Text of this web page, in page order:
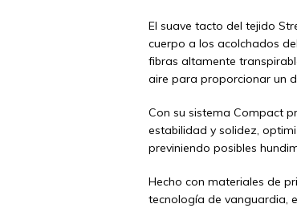
El suave tacto del tejido
cuerpo a los acolchados
fibras altamente
aire para proporcionar un
Con su sistema Compact
estabilidad y solidez,
previniendo posibles
Hecho con materiales de
tecnología de vanguardia,